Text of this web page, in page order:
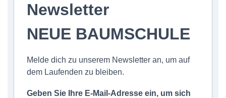
Newsletter
NEUE BAUMSCHULE
Melde dich zu unserem Newsletter an, um auf
dem Laufenden zu bleiben.
Geben Sie Ihre E-Mail-Adresse ein, um sich